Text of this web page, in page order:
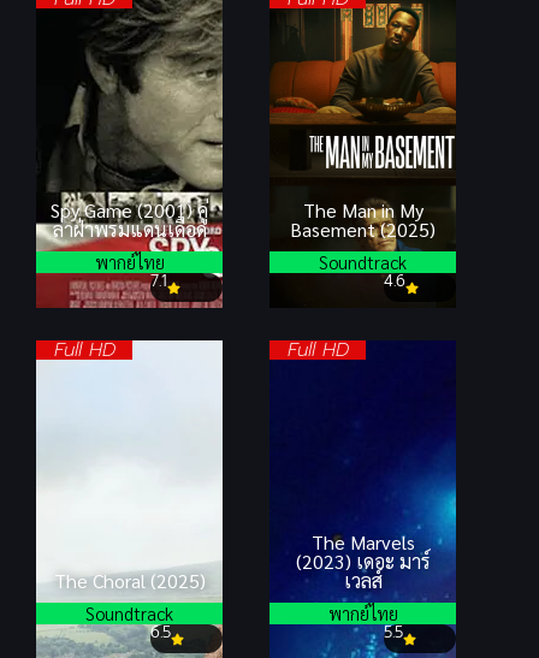
Spy Game (2001) คู่
ล่าฝ่าพรมแดนเดือด
7.1
พากย์ไทย
The Man in My
Basement (2025)
4.6
Soundtrack
Full HD
The Choral (2025)
6.5
Soundtrack
Full HD
The Marvels
(2023) เดอะ มาร์
เวลส์
5.5
พากย์ไทย